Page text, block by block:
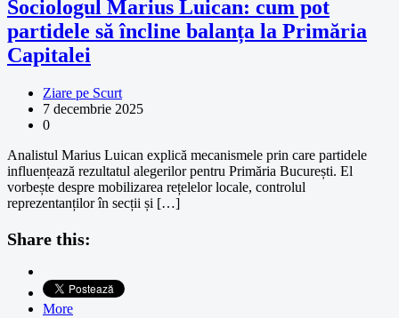
Sociologul Marius Luican: cum pot
partidele să încline balanța la Primăria
Capitalei
Ziare pe Scurt
7 decembrie 2025
0
Analistul Marius Luican explică mecanismele prin care partidele
influențează rezultatul alegerilor pentru Primăria București. El
vorbește despre mobilizarea rețelelor locale, controlul
reprezentanților în secții și […]
Share this:
More